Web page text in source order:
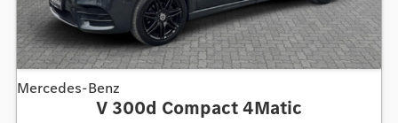
Mercedes-Benz
V 300d Compact 4Matic